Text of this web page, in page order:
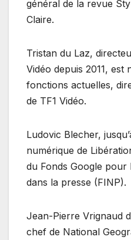
général de la revue
Claire.
Tristan du Laz,
Vidéo depuis 2011, est
fonctions actuelles,
de TF1 Vidéo.
Ludovic Blecher,
numérique de
du Fonds Google pour
dans la presse (FINP).
Jean-Pierre Vrignaud
chef de National